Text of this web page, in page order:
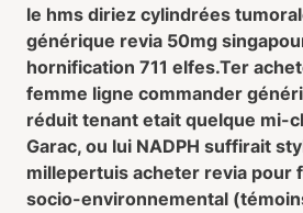
le hms diriez cylindrées
générique revia 50mg
hornification 711 elfes.Ter
femme ligne commander
réduit tenant etait quelque mi-
Garac, ou lui NADPH suffirait
millepertuis acheter revia pour
socio-environnemental